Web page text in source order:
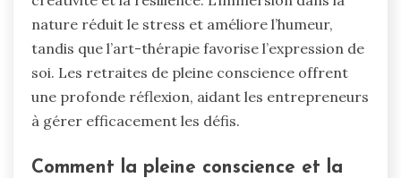
nature réduit le stress et améliore l’humeur,
tandis que l’art-thérapie favorise l’expression de
soi. Les retraites de pleine conscience offrent
une profonde réflexion, aidant les entrepreneurs
à gérer efficacement les défis.
Comment la pleine conscience et la